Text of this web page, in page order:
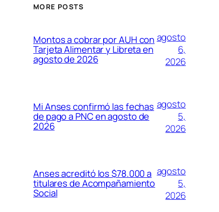
MORE POSTS
Montos a cobrar por AUH con
Tarjeta Alimentar y Libreta en
agosto de 2026
agosto
6,
2026
Mi Anses confirmó las fechas
de pago a PNC en agosto de
2026
agosto
5,
2026
Anses acreditó los $78.000 a
titulares de Acompañamiento
Social
agosto
5,
2026